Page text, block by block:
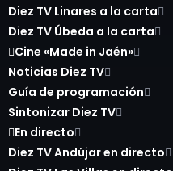
Diez TV Linares a la carta
Diez TV Úbeda a la carta
Cine «Made in Jaén»
Noticias Diez TV
Guía de programación
Sintonizar Diez TV
En directo
Diez TV Andújar en directo